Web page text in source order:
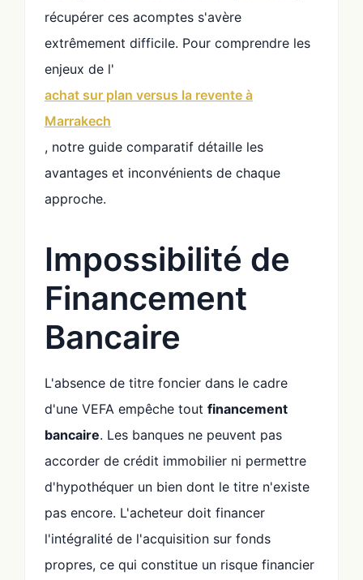
récupérer ces acomptes s'avère
extrêmement difficile. Pour comprendre les
enjeux de l'
achat sur plan versus la revente à
Marrakech
, notre guide comparatif détaille les
avantages et inconvénients de chaque
approche.
Impossibilité de
Financement
Bancaire
L'absence de titre foncier dans le cadre
d'une VEFA empêche tout financement
bancaire. Les banques ne peuvent pas
accorder de crédit immobilier ni permettre
d'hypothéquer un bien dont le titre n'existe
pas encore. L'acheteur doit financer
l'intégralité de l'acquisition sur fonds
propres, ce qui constitue un risque financier